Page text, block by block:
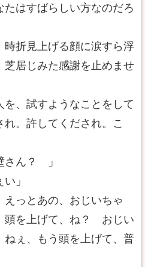
はすばらしい方なのだろ
折見上げる顔に涙すら浮
芝居じみた感謝を止めませ
を、試すようなことをして
れ。許してくだされ。こ
さん？ 」
」
えっとあの、おじいちゃ
頭を上げて、ね？ おじい
ねぇ、もう頭を上げて、普